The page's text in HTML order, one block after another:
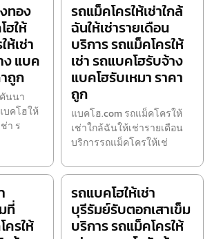
ทอง
ฮให้
ห้เช่า
ง แบค
ถูก
นนา
บคโฮให้
า ร
รถแม็คโครให้เช่าใกล้
ฉันให้เช่ารายเดือน
บริการ รถแม็คโครให้
เช่า รถแบคโฮรับจ้าง
แบคโฮรับเหมา ราคา
ถูก
แบคโฮ.com รถแม็คโครให้
เช่าใกล้ฉันให้เช่ารายเดือน
บริการรถแม็คโครให้เช่
ที่
ครให้
รถแบคโฮให้เช่า
บุรีรัมย์รับตอกเสาเข็ม
บริการ รถแม็คโครให้